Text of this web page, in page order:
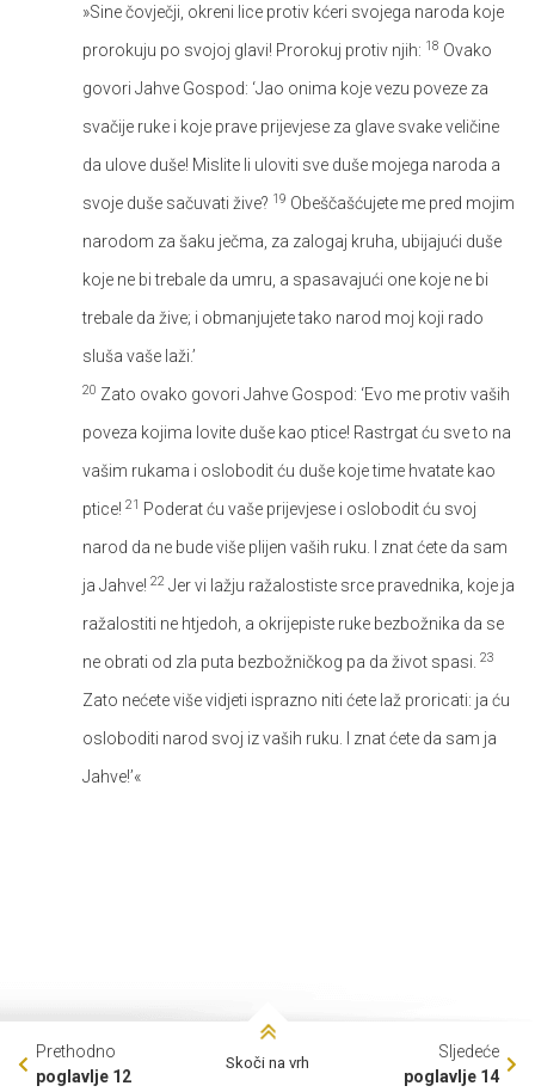
»Sine čovječji, okreni lice protiv kćeri svojega naroda koje
prorokuju po svojoj glavi! Prorokuj protiv njih: 18 Ovako
govori Jahve Gospod: ‘Jao onima koje vezu poveze za
svačije ruke i koje prave prijevjese za glave svake veličine
da ulove duše! Mislite li uloviti sve duše mojega naroda a
svoje duše sačuvati žive? 19 Obeščašćujete me pred mojim
narodom za šaku ječma, za zalogaj kruha, ubijajući duše
koje ne bi trebale da umru, a spasavajući one koje ne bi
trebale da žive; i obmanjujete tako narod moj koji rado
sluša vaše laži.’
20 Zato ovako govori Jahve Gospod: ‘Evo me protiv vaših
poveza kojima lovite duše kao ptice! Rastrgat ću sve to na
vašim rukama i oslobodit ću duše koje time hvatate kao
ptice! 21 Poderat ću vaše prijevjese i oslobodit ću svoj
narod da ne bude više plijen vaših ruku. I znat ćete da sam
ja Jahve! 22 Jer vi lažju ražalostiste srce pravednika, koje ja
ražalostiti ne htjedoh, a okrijepiste ruke bezbožnika da se
ne obrati od zla puta bezbožničkog pa da život spasi. 23
Zato nećete više vidjeti isprazno niti ćete laž proricati: ja ću
osloboditi narod svoj iz vaših ruku. I znat ćete da sam ja
Jahve!’«
Prethodno
poglavlje 12
Skoči na vrh
Sljedeće
poglavlje 14